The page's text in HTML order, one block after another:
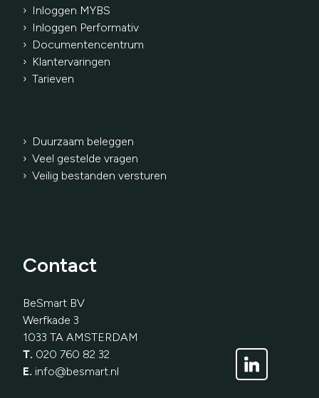
› Inloggen MYBS
› Inloggen Performativ
› Documentencentrum
› Klantervaringen
› Tarieven
› Duurzaam beleggen
› Veel gestelde vragen
› Veilig bestanden versturen
Contact
BeSmart BV
Werfkade 3
1033 TA AMSTERDAM
T. 020 760 82 32
E. info@besmart.nl